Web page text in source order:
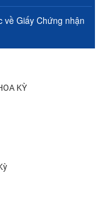
về Giấy Chứng nhận
KỲ